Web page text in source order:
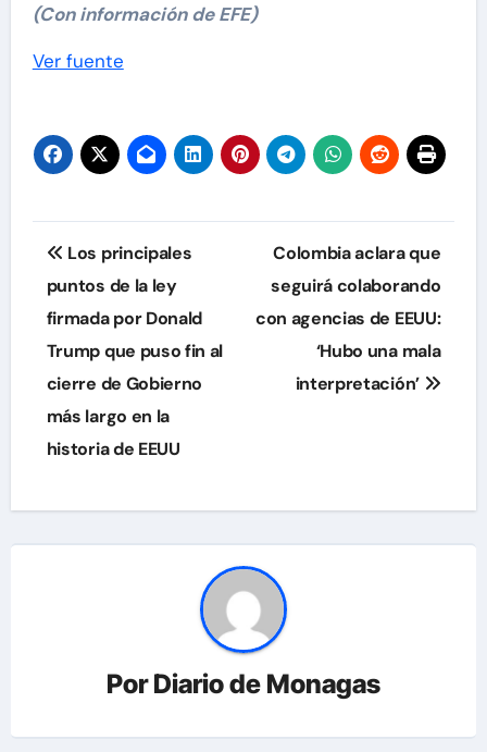
(Con información de EFE)
Ver fuente
Navegación
de
entradas
Los principales
puntos de la ley
firmada por Donald
Trump que puso fin al
cierre de Gobierno
más largo en la
historia de EEUU
Colombia aclara que
seguirá colaborando
con agencias de EEUU:
‘Hubo una mala
interpretación’
PorDiario de Monagas